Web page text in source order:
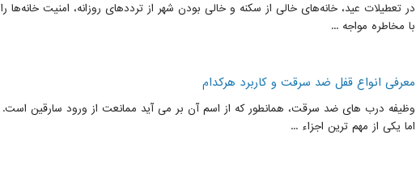
در تعطیلات عید، خانه‌های خالی از سکنه و خالی بودن شهر از ترددهای روزانه، امنیت خانه‌ها را
با مخاطره مواجه ...
معرفی انواع قفل ضد سرقت و کاربرد هرکدام
وظیفه درب های ضد سرقت، همانطور که از اسم آن بر می آید ممانعت از ورود سارقین است.
اما یکی از مهم ترین اجزاء ...